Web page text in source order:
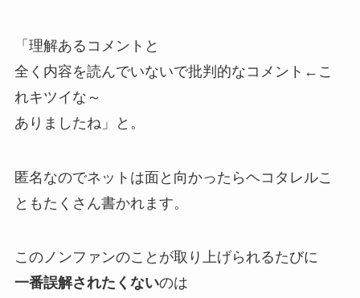
「理解あるコメントと
全く内容を読んでいないで批判的なコメント←こ
れキツイな～
ありましたね」と。
匿名なのでネットは面と向かったらヘコタレルこ
ともたくさん書かれます。
このノンファンのことが取り上げられるたびに
一番誤解されたくないのは